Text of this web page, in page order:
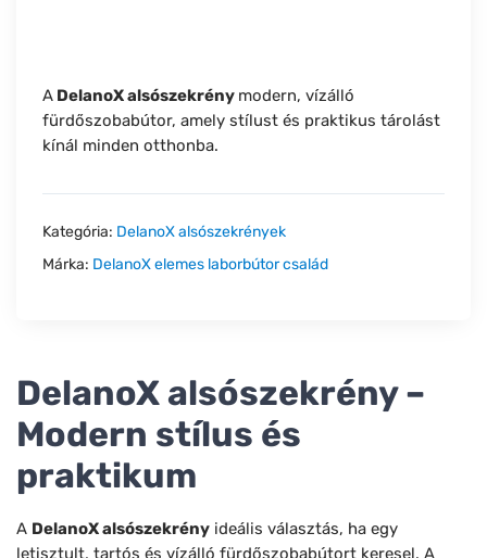
A DelanoX alsószekrény modern, vízálló
fürdőszobabútor, amely stílust és praktikus tárolást
kínál minden otthonba.
Kategória: DelanoX alsószekrények
Márka: DelanoX elemes laborbútor család
DelanoX alsószekrény –
Modern stílus és
praktikum
A DelanoX alsószekrény ideális választás, ha egy
letisztult, tartós és vízálló fürdőszobabútort keresel. A